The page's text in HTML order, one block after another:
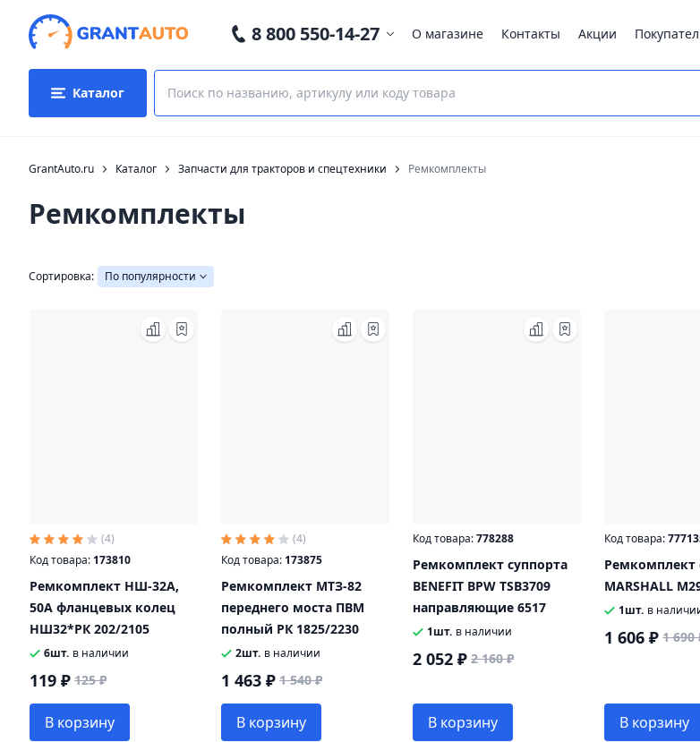
8 800 550-14-27 О магазине Контакты Акции
Каталог
GrantAuto.ru Каталог Запчасти для тракторов и спецтехники Ремкомплекты
Ремкомплекты
Сортировка: По популярности
(4)
Код товара: 173810
Ремкомплект НШ-32А,
50А фланцевых колец
НШ32*РК 202/2105
6шт. в наличии
119 ₽ 125 ₽
В корзину
(4)
Код товара: 173875
Ремкомплект МТЗ-82
переднего моста ПВМ
полный РК 1825/2230
2шт. в наличии
1 463 ₽ 1 540 ₽
В корзину
Код товара:778288
Ремкомплект суппорта
BENEFIT BPW TSB3709
направляющие 6517
1шт. в наличии
2 052 ₽ 2 160 ₽
В корзину
Код товара:
Ремкомплект
MARSHALL
1шт. в
1 606 ₽ 1 690
В корзину